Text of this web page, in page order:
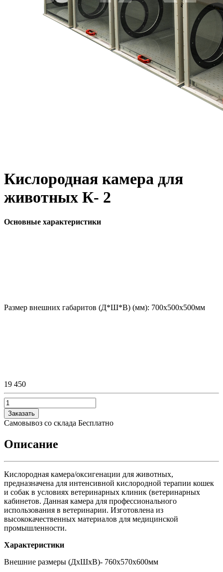
Кислородная камера для
животных К- 2
Основные характеристики
Размер внешних габаритов (Д*Ш*В) (мм): 700х500х500мм
19 450
Заказать
Самовывоз со склада Бесплатно
Описание
Кислородная камера/оксигенации для животных,
предназначена для интенсивной кислородной терапии кошек
и собак в условиях ветеринарных клиник (ветеринарных
кабинетов. Данная камера для профессионального
использования в ветеринарии. Изготовлена из
высококачественных материалов для медицинской
промышленности.
Характеристики
Внешние размеры (ДхШхВ)- 760х570х600мм